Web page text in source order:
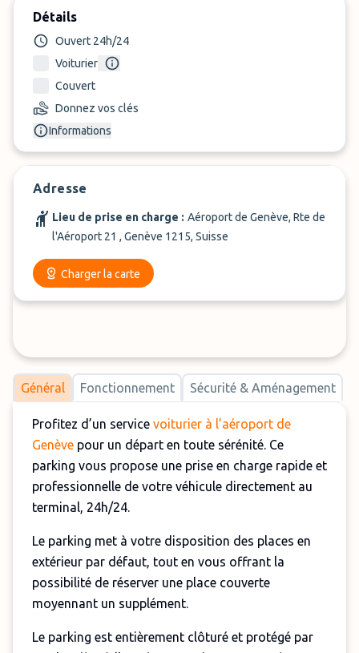
Détails
Ouvert 24h/24
Voiturier
Couvert
Donnez vos clés
Informations
Adresse
Lieu de prise en charge : Aéroport de Genève, Rte de
l'Aéroport 21 , Genève 1215, Suisse
Charger la carte
Général Fonctionnement Sécurité & Aménagement
Profitez d’un service voiturier à l’aéroport de
Genève pour un départ en toute sérénité. Ce
parking vous propose une prise en charge rapide et
professionnelle de votre véhicule directement au
terminal, 24h/24.
Le parking met à votre disposition des places en
extérieur par défaut, tout en vous offrant la
possibilité de réserver une place couverte
moyennant un supplément.
Le parking est entièrement clôturé et protégé par